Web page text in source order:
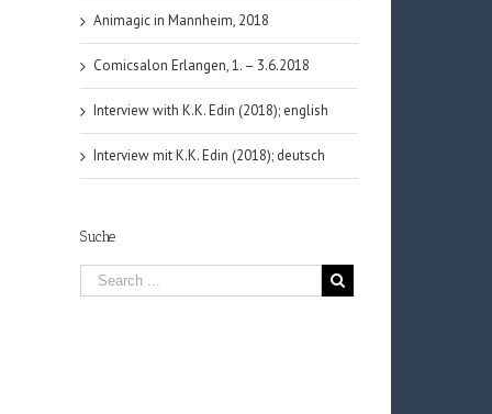
Animagic in Mannheim, 2018
Comicsalon Erlangen, 1. – 3.6.2018
Interview with K.K. Edin (2018); english
Interview mit K.K. Edin (2018); deutsch
Suche